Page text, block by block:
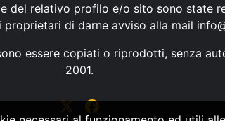
del relativo profilo e/o sito sono state
di darne avviso alla mail
essere copiati o riprodotti, senza
2001.